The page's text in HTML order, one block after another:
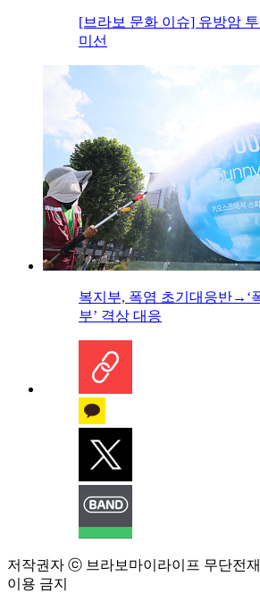
[브라보 문화 이슈] 유방암
미선
복지부, 폭염 초기대응반→‘
부’ 격상 대응
저작권자 ⓒ 브라보마이라이프 무단전
이용 금지